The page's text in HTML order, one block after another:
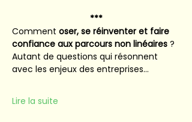
***
Comment oser, se réinventer et faire
confiance aux parcours non linéaires ?
Autant de questions qui résonnent
avec les enjeux des entreprises…
Lire la suite